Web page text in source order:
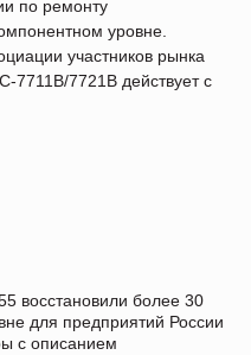
по ремонту
уровне.
участников рынка
7711B/7721B действует с
восстановили более 30
для предприятий России
с описанием